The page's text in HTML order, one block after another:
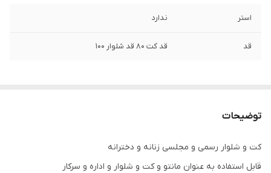
استر ندارد
قد قد کت ۸۰ قد شلوار ۱۰۰
توضیحات
کت و شلوار رسمی و مجلسی زنانه و دخترانه
قابل استفاده به عنوان مانتو و کت و شلوار و اداره و سرکار